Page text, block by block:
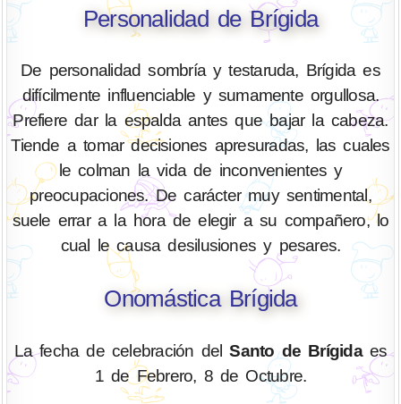
Personalidad de Brígida
De personalidad sombría y testaruda, Brígida es
difícilmente influenciable y sumamente orgullosa.
Prefiere dar la espalda antes que bajar la cabeza.
Tiende a tomar decisiones apresuradas, las cuales
le colman la vida de inconvenientes y
preocupaciones. De carácter muy sentimental,
suele errar a la hora de elegir a su compañero, lo
cual le causa desilusiones y pesares.
Onomástica Brígida
La fecha de celebración delSanto de Brígidaes
1 de Febrero, 8 de Octubre.